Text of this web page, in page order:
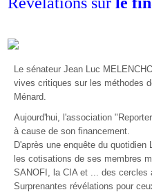
Le sénateur Jean Luc
vives critiques sur les méthodes
Ménard.
Aujourd'hui, l'association
à cause de son financement.
D'après une enquête du
les cotisations de ses membres
SANOFI, la CIA et ... des cercles
Surprenantes révélations pour